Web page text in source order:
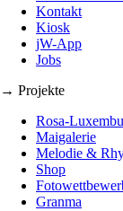
Kontakt
Kiosk
jW-App
Jobs
→ Projekte
Rosa-
Maigalerie
Melodie &
Shop
Granma